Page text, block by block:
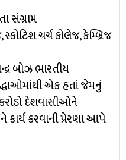
સંગ્રામ
ચર્ચ કોલેજ, કેમ્બ્રિજ
બોઝ ભારતીય
એક હતાં જેમનું
દેશવાસીઓને
કરવાની પ્રેરણા આપે